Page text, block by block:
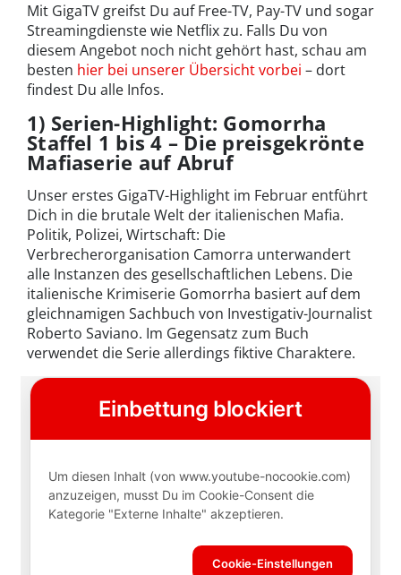
Mit GigaTV greifst Du auf Free-TV, Pay-TV und sogar
Streamingdienste wie Netflix zu. Falls Du von
diesem Angebot noch nicht gehört hast, schau am
besten hier bei unserer Übersicht vorbei – dort
findest Du alle Infos.
1) Serien-Highlight: Gomorrha
Staffel 1 bis 4 – Die preisgekrönte
Mafiaserie auf Abruf
Unser erstes GigaTV-Highlight im Februar entführt
Dich in die brutale Welt der italienischen Mafia.
Politik, Polizei, Wirtschaft: Die
Verbrecherorganisation Camorra unterwandert
alle Instanzen des gesellschaftlichen Lebens. Die
italienische Krimiserie Gomorrha basiert auf dem
gleichnamigen Sachbuch von Investigativ-Journalist
Roberto Saviano. Im Gegensatz zum Buch
verwendet die Serie allerdings fiktive Charaktere.